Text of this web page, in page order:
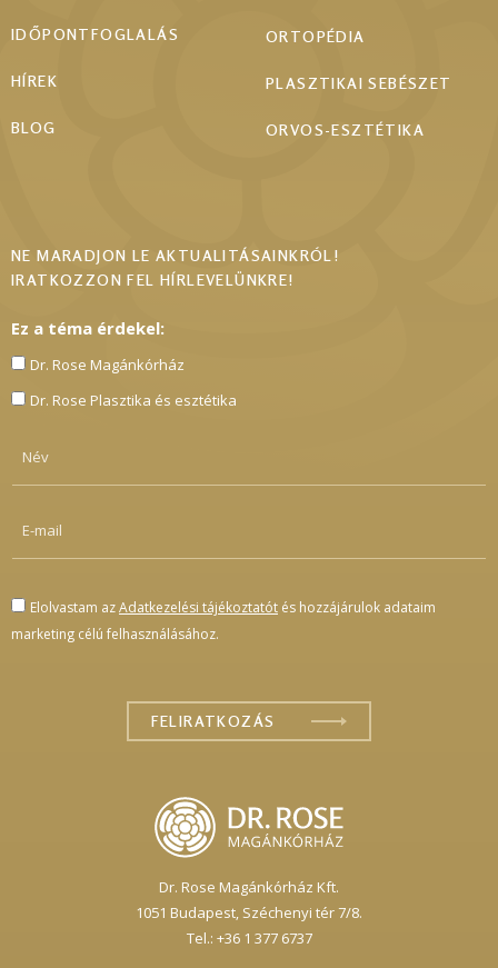
Dr. Rose Magánkórház Kft.
1051 Budapest,Széchenyi tér 7/8.
Tel.: +36 1 377 6737
IDŐPONTFOGLALÁS
HÍREK
BLOG
ORTOPÉDIA
PLASZTIKAI SEBÉSZET
ORVOS-ESZTÉTIKA
NE MARADJON LE AKTUALITÁSAINKRÓL!
IRATKOZZON FEL HÍRLEVELÜNKRE!
Ez a téma érdekel:
Dr. Rose Magánkórház
Dr. Rose Plasztika és esztétika
Elolvastam azAdatkezelési tájékoztatót és hozzájárulok adataim
marketing célú felhasználásához.